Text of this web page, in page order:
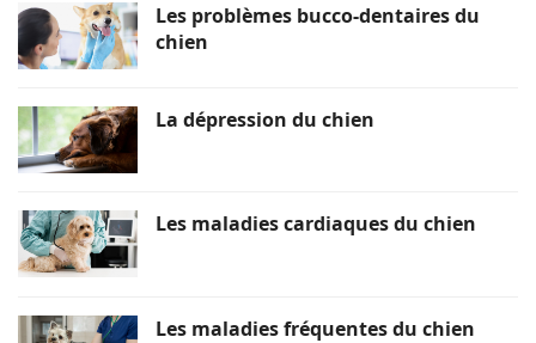
Les problèmes bucco-dentaires du
chien
La dépression du chien
Les maladies cardiaques du chien
Les maladies fréquentes du chien